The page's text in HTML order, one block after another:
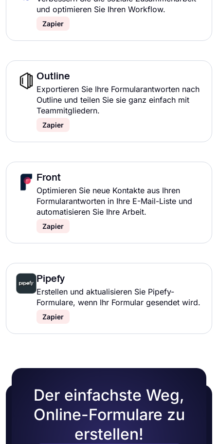
und optimieren Sie Ihren Workflow.
Zapier
Outline
Exportieren Sie Ihre Formularantworten nach
Outline und teilen Sie sie ganz einfach mit
Teammitgliedern.
Zapier
Front
Optimieren Sie neue Kontakte aus Ihren
Formularantworten in Ihre E-Mail-Liste und
automatisieren Sie Ihre Arbeit.
Zapier
Pipefy
Erstellen und aktualisieren Sie Pipefy-
Formulare, wenn Ihr Formular gesendet wird.
Zapier
Der einfachste Weg,
Online-Formulare zu
erstellen!